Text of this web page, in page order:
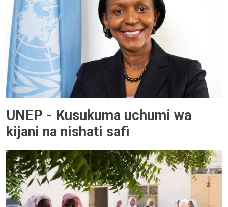
UNEP - Kusukuma uchumi wa
kijani na nishati safi